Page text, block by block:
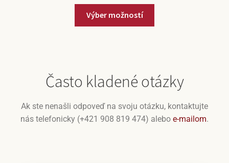
Výber možností
Často kladené otázky
Ak ste nenašli odpoveď na svoju otázku, kontaktujte
nás telefonicky (+421 908 819 474) alebo e-mailom.